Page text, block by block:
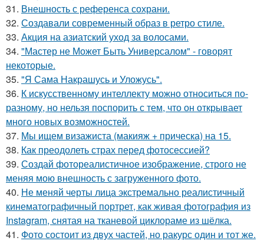
31. Внешность с референса сохрани.
32. Создавали современный образ в ретро стиле.
33. Акция на азиатский уход за волосами.
34. "Мастер не Может Быть Универсалом" - говорят
некоторые.
35. "Я Сама Накрашусь и Уложусь".
36. К искусственному интеллекту можно относиться по-
разному, но нельзя поспорить с тем, что он открывает
много новых возможностей.
37. Мы ищем визажиста (макияж + прическа) на 15.
38. Как преодолеть страх перед фотосессией?
39. Создай фотореалистичное изображение, строго не
меняя мою внешность с загруженного фото.
40. Не меняй черты лица экстремально реалистичный
кинематографичный портрет, как живая фотография из
Instagram, снятая на тканевой циклораме из шёлка.
41. Фото состоит из двух частей, но ракурс один и тот же.